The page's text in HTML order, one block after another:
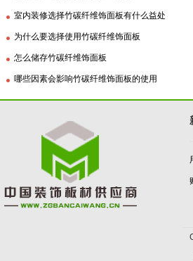
室内装修选择竹碳纤维饰面板有什么益处
为什么要选择使用竹碳纤维饰面板
怎么储存竹碳纤维饰面板
哪些因素会影响竹碳纤维饰面板的使用